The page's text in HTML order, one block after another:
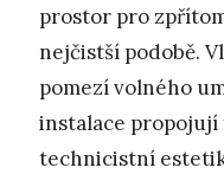
prostor pro
nejčistší podobě.
pomezí volného
instalace
technicistní